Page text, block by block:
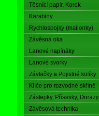
Těsnící papír, Korek
Karabiny
Rychlospojky (mailonky)
Závěsná oka
Lanové napínáky
Lanové svorky
Závlačky a Pojistné kolíky
Klíče pro rozvodné skříně
Záslepky, Přísavky, Dorazy
Závěsová technika